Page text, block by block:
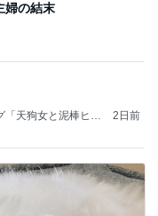
婦の結末
「天狗女と泥棒ヒゲ
2日前